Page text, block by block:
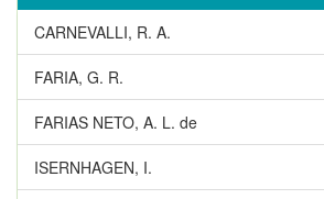
CARNEVALLI, R. A.
FARIA, G. R.
FARIAS NETO, A. L. de
ISERNHAGEN, I.